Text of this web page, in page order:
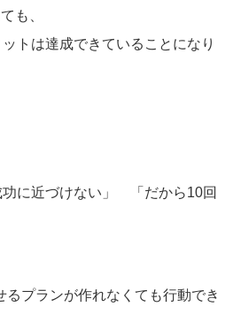
も、
トは達成できていることになり
功に近づけない」 「だから10回
プランが作れなくても行動でき